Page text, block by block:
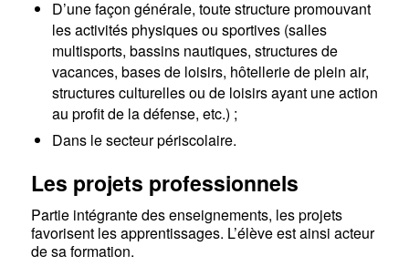
D’une façon générale, toute structure promouvant
les activités physiques ou sportives (salles
multisports, bassins nautiques, structures de
vacances, bases de loisirs, hôtellerie de plein air,
structures culturelles ou de loisirs ayant une action
au profit de la défense, etc.) ;
Dans le secteur périscolaire.
Les projets professionnels
Partie intégrante des enseignements, les projets
favorisent les apprentissages. L’élève est ainsi acteur
de sa formation.